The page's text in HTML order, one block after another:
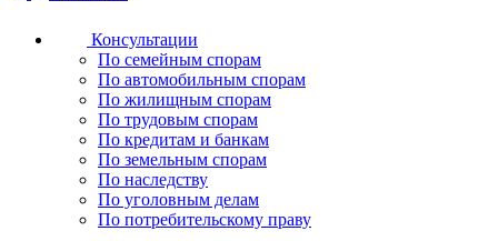
Консультации
По семейным спорам
По автомобильным спорам
По жилищным спорам
По трудовым спорам
По кредитам и банкам
По земельным спорам
По наследству
По уголовным делам
По потребительскому праву